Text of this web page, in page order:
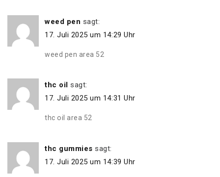
weed pen sagt:
17. Juli 2025 um 14:29 Uhr
weed pen area 52
thc oil sagt:
17. Juli 2025 um 14:31 Uhr
thc oil area 52
thc gummies sagt:
17. Juli 2025 um 14:39 Uhr